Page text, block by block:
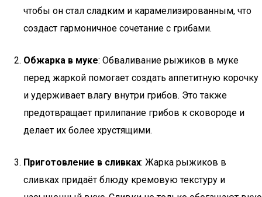
чтобы он стал сладким и карамелизированным, что
создаст гармоничное сочетание с грибами.
Обжарка в муке: Обваливание рыжиков в муке
перед жаркой помогает создать аппетитную корочку
и удерживает влагу внутри грибов. Это также
предотвращает прилипание грибов к сковороде и
делает их более хрустящими.
Приготовление в сливках: Жарка рыжиков в
сливках придаёт блюду кремовую текстуру и